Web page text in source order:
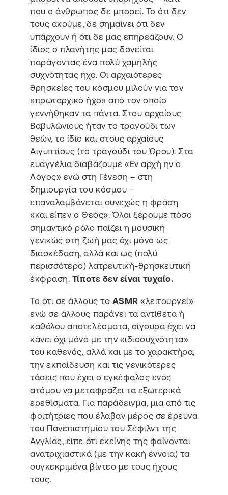
που ο άνθρωπος δε μπορεί. Το ότι δεν
τους ακούμε, δε σημαίνει ότι δεν
υπάρχουν ή ότι δε μας επηρεάζουν. Ο
ίδιος ο πλανήτης μας δονείται
παράγοντας ένα πολύ χαμηλής
συχνότητας ήχο. Οι αρχαιότερες
θρησκείες του κόσμου μιλούν για τον
«πρωταρχικό ήχο» από τον οποίο
γεννήθηκαν τα πάντα. Στου αρχαίους
Βαβυλώνιους ήταν το τραγούδι των
θεών, το ίδιο και στους αρχαίους
Αιγυπτίους (το τραγούδι του Ώρου). Στα
ευαγγέλια διαβάζουμε «Εν αρχή ην ο
Λόγος» ενώ στη Γένεση – στη
δημιουργία του κόσμου –
επαναλαμβάνεται συνεχώς η φράση
«και είπεν ο Θεός». Όλοι ξέρουμε πόσο
σημαντικό ρόλο παίζει η μουσική
γενικώς στη ζωή μας όχι μόνο ως
διασκέδαση, αλλά και ως (πολύ
περισσότερο) λατρευτική-θρησκευτική
έκφραση. Τίποτε δεν είναι τυχαίο.
Το ότι σε άλλους το ASMR «λειτουργεί»
ενώ σε άλλους παράγει τα αντίθετα ή
καθόλου αποτελέσματα, σίγουρα έχει να
κάνει όχι μόνο με την «ιδιοσυχνότητα»
του καθενός, αλλά και με το χαρακτήρα,
την εκπαίδευση και τις γενικότερες
τάσεις που έχει ο εγκέφαλος ενός
ατόμου να μεταφράζει τα εξωτερικά
ερεθίσματα. Για παράδειγμα, μια από τις
φοιτήτριες που έλαβαν μέρος σε έρευνα
του Πανεπιστημίου του Σέφιλντ της
Αγγλίας, είπε ότι εκείνης της φαίνονται
ανατριχιαστικά (με την κακή έννοια) τα
συγκεκριμένα βίντεο με τους ήχους
τους.